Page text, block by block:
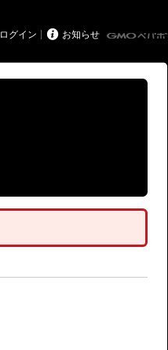
ログイン  お知らせ